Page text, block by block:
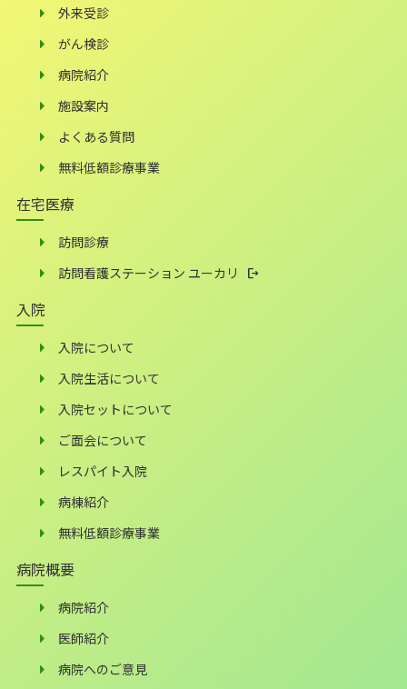
外来受診
がん検診
病院紹介
施設案内
よくある質問
無料低額診療事業
在宅医療
訪問診療
訪問看護ステーション ユーカリ
入院
入院について
入院生活について
入院セットについて
ご面会について
レスパイト入院
病棟紹介
無料低額診療事業
病院概要
病院紹介
医師紹介
病院へのご意見